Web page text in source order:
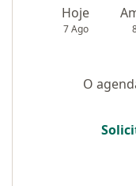
Hoje
7 Ago
O